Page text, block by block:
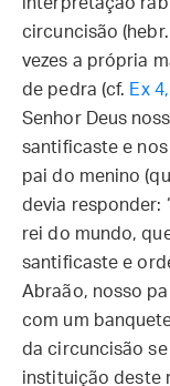
circuncisão (hebr.
vezes a própria
de pedra (cf. Ex
Senhor Deus
santificaste e
pai do menino
devia responder:
rei do mundo,
santificaste e
Abraão, nosso
com um
da circuncisão
instituição deste